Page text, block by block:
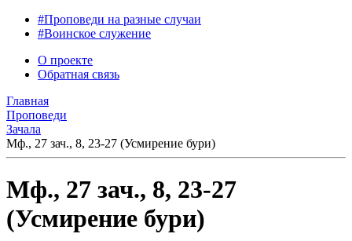
#Проповеди на разные случаи
#Воинское служение
О проекте
Обратная связь
Главная
Проповеди
Зачала
Мф., 27 зач., 8, 23-27 (Усмирение бури)
Мф., 27 зач., 8, 23-27
(Усмирение бури)